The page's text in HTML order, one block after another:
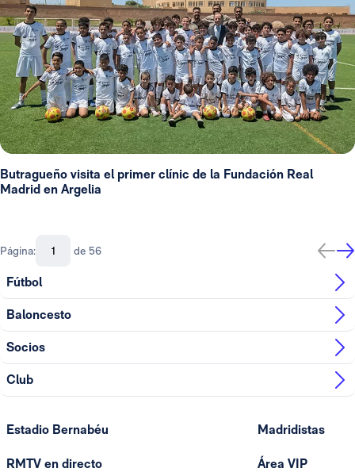
Butragueño visita el primer clínic de la Fundación Real
Madrid en Argelia
Página: de 56
Fútbol
Baloncesto
Socios
Club
Estadio Bernabéu
RMTV en directo
Madridistas
Área VIP